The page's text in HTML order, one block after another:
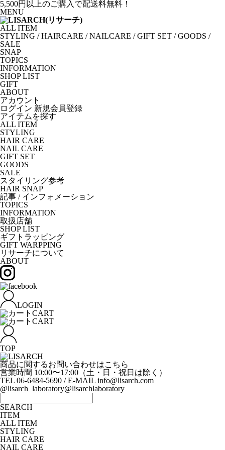
5,500円以上のご購入で配送料無料！
MENU
ALL ITEM
STYLING /HAIRCARE /NAILCARE /GIFT SET /GOODS /
SALE
SNAP
TOPICS
INFORMATION
SHOP LIST
GIFT
ABOUT
アカウント
ログイン 新規会員登録
アイテムを探す
ALL ITEM
STYLING
HAIR CARE
NAIL CARE
GIFT SET
GOODS
SALE
スタイリング参考
HAIR SNAP
記事 / インフォメーション
TOPICS
INFORMATION
取扱店舗
SHOP LIST
ギフトラッピング
GIFT WARPPING
リサーチについて
ABOUT
LOGIN
CART
CART
TOP
商品に関するお問い合わせはこちら
営業時間 10:00〜17:00（土・日・祝日は除く）
TEL 06-6484-5690 / E-MAIL info@lisarch.com
@lisarch_laboratory@lisarchlaboratory
SEARCH
ITEM
ALL ITEM
STYLING
HAIR CARE
NAIL CARE